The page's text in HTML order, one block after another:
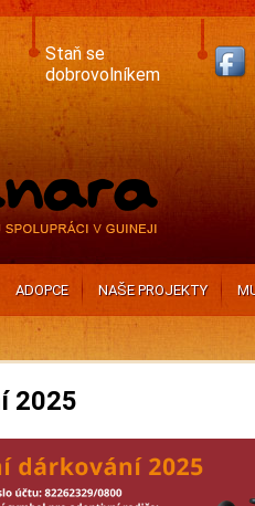
Staň se
dobrovolníkem
ADOPCE NAŠE PROJEKTY
2025